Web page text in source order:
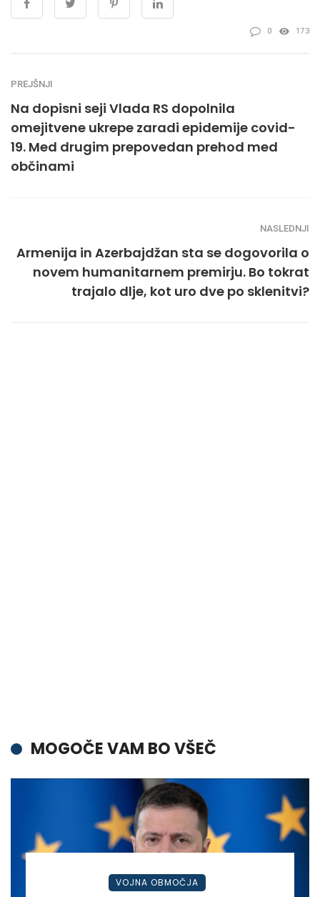
0 173
PREJŠNJI
Na dopisni seji Vlada RS dopolnila
omejitvene ukrepe zaradi epidemije covid-
19. Med drugim prepovedan prehod med
občinami
NASLEDNJI
Armenija in Azerbajdžan sta se dogovorila o
novem humanitarnem premirju. Bo tokrat
trajalo dlje, kot uro dve po sklenitvi?
MOGOČE VAM BO VŠEČ
VOJNA OBMOČJA